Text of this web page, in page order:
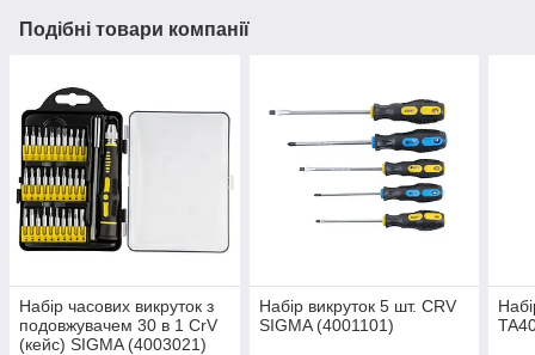
Подібні товари компанії
Набір часових викруток з
подовжувачем 30 в 1 CrV
(кейс) SIGMA (4003021)
Набір викруток 5 шт. СRV
SIGMA (4001101)